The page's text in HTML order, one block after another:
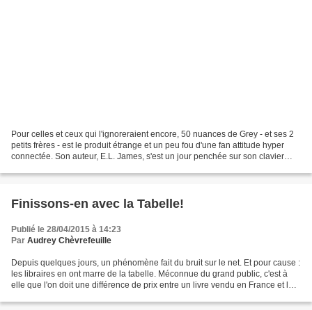
Pour celles et ceux qui l'ignoreraient encore, 50 nuances de Grey - et ses 2
petits frères - est le produit étrange et un peu fou d'une fan attitude hyper
connectée. Son auteur, E.L. James, s'est un jour penchée sur son clavier
Finissons-en avec la Tabelle!
Publié le 28/04/2015 à 14:23
Par Audrey Chèvrefeuille
Depuis quelques jours, un phénomène fait du bruit sur le net. Et pour cause :
les libraires en ont marre de la tabelle. Méconnue du grand public, c'est à
elle que l'on doit une différence de prix entre un livre vendu en France et le